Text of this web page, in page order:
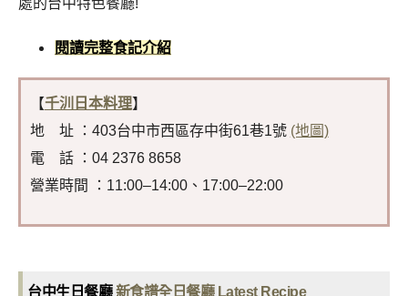
閱讀完整食記介紹
【千汌日本料理】
地 址 ：403台中市西區存中街61巷1號 (地圖)
電 話 ：04 2376 8658
營業時間 ：11:00–14:00、17:00–22:00
台中生日餐廳新食譜全日餐廳 Latest Recipe